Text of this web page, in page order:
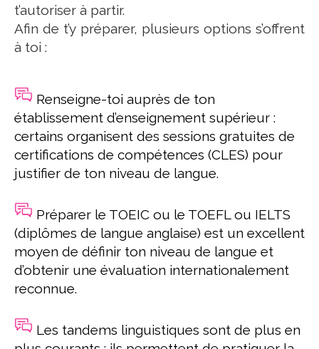
t’autoriser à partir.
Afin de t’y préparer, plusieurs options s’offrent
à toi :
Renseigne-toi auprès de ton
établissement d’enseignement supérieur :
certains organisent des sessions gratuites de
certifications de compétences (CLES) pour
justifier de ton niveau de langue.
Préparer le TOEIC ou le TOEFL ou IELTS
(diplômes de langue anglaise) est un excellent
moyen de définir ton niveau de langue et
d’obtenir une évaluation internationalement
reconnue.
Les tandems linguistiques sont de plus en